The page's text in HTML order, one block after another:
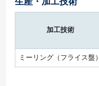
加工技術
ミーリング（フライス盤）